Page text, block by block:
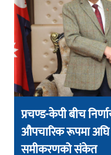
प्रचण्ड-केपी बीच
औपचारिक रूपमा अघि
समीकरणको संकेत